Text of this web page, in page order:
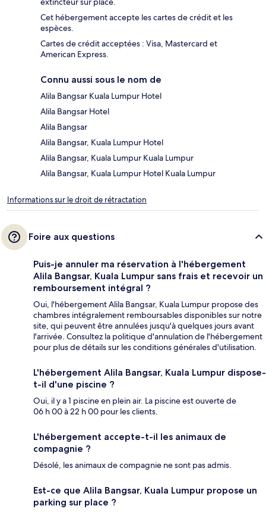
Cet hébergement accepte les cartes de crédit et les
espèces.
Cartes de crédit acceptées : Visa, Mastercard et
American Express.
Connu aussi sous le nom de
Alila Bangsar Kuala Lumpur Hotel
Alila Bangsar Hotel
Alila Bangsar
Alila Bangsar, Kuala Lumpur Hotel
Alila Bangsar, Kuala Lumpur Kuala Lumpur
Alila Bangsar, Kuala Lumpur Hotel Kuala Lumpur
Informations sur le droit de rétractation
Foire aux questions
Puis-je annuler ma réservation à l'hébergement
Alila Bangsar, Kuala Lumpur sans frais et recevoir un
remboursement intégral ?
Oui, l'hébergement Alila Bangsar, Kuala Lumpur propose des
chambres intégralement remboursables disponibles sur notre
site, qui peuvent être annulées jusqu'à quelques jours avant
l'arrivée. Consultez la politique d'annulation de l'hébergement
pour plus de détails sur les conditions générales d'utilisation.
L'hébergement Alila Bangsar, Kuala Lumpur dispose-
t-il d'une piscine ?
Oui, il y a 1 piscine en plein air. La piscine est ouverte de
06 h 00 à 22 h 00 pour les clients.
L'hébergement accepte-t-il les animaux de
compagnie ?
Désolé, les animaux de compagnie ne sont pas admis.
Est-ce que Alila Bangsar, Kuala Lumpur propose un
parking sur place ?